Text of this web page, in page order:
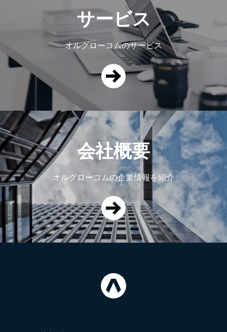
サービス
オルグローコムのサービス
会社概要
オルグローコムの企業情報を紹介